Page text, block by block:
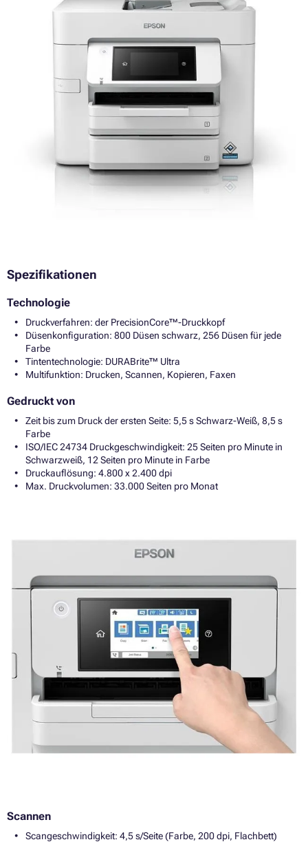
Spezifikationen
Technologie
Druckverfahren: der PrecisionCore™-Druckkopf
Düsenkonfiguration: 800 Düsen schwarz, 256 Düsen für jede
Farbe
Tintentechnologie: DURABrite™ Ultra
Multifunktion: Drucken, Scannen, Kopieren, Faxen
Gedruckt von
Zeit bis zum Druck der ersten Seite: 5,5 s Schwarz-Weiß, 8,5 s
Farbe
ISO/IEC 24734 Druckgeschwindigkeit: 25 Seiten pro Minute in
Schwarzweiß, 12 Seiten pro Minute in Farbe
Druckauflösung: 4.800 x 2.400 dpi
Max. Druckvolumen: 33.000 Seiten pro Monat
Scannen
Scangeschwindigkeit: 4,5 s/Seite (Farbe, 200 dpi, Flachbett)